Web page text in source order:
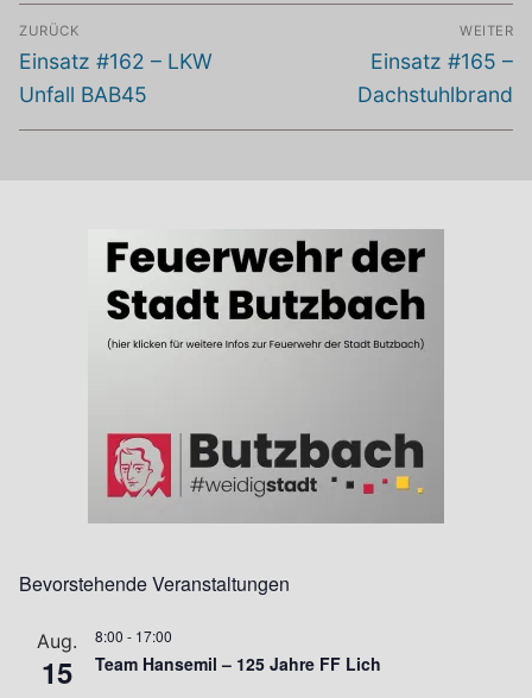
Beitragsnavigation
ZURÜCK
Vorheriger
Beitrag:
Einsatz #162 – LKW
Unfall BAB45
WEITER
Nächster
Beitrag:
Einsatz #165 –
Dachstuhlbrand
Bevorstehende Veranstaltungen
Aug.
15
8:00 - 17:00
Team Hansemil – 125 Jahre FF Lich